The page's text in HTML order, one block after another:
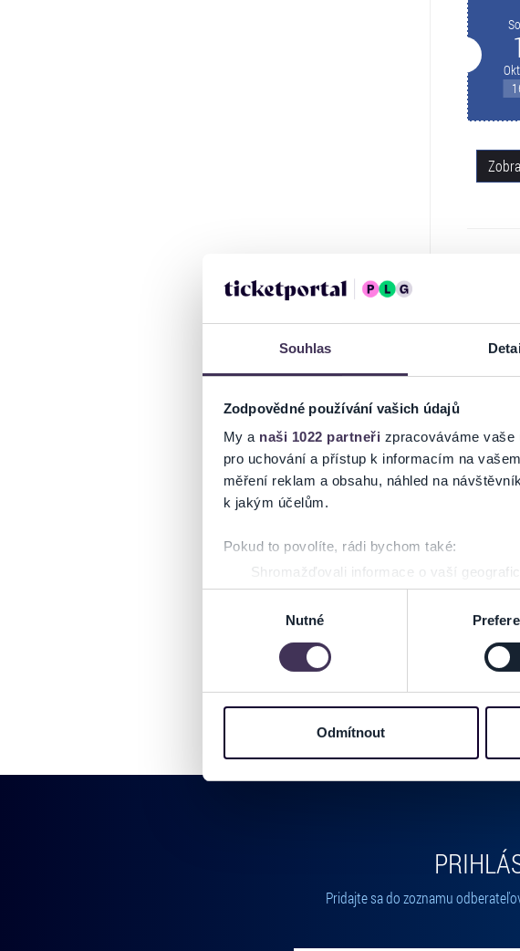
Souhlas
Zodpovědné používání vašich údajů
My a naši 1022 partneři zpracováváme vaše
pro uchování a přístup k informacím na
měření reklam a obsahu, náhled na
k jakým účelům.
Pokud to povolíte, rádi bychom také:
Shromažďovali informace o vaší
Identifikovali vaše zařízení pomocí
Zjistěte více o tom, jak zpracováváme vaše
můžete kdykoliv změnit nebo odvolat v části
informace o vašem zařízení nebo vaší
osobní údaje. Získané informace používáme
Jaké typy cookies používáme, naleznete
Nutné
Odmítnout
Pridajte sa do zoznamu